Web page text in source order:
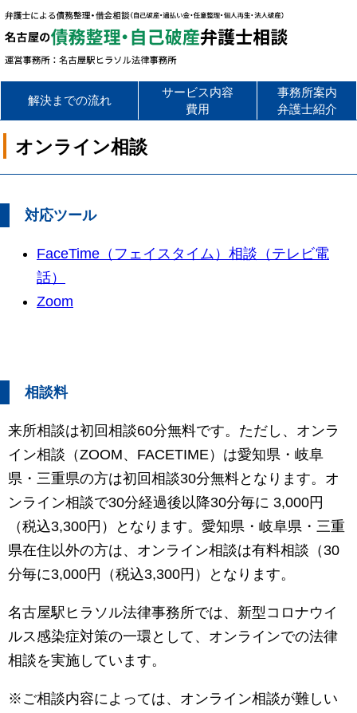
解決までの流れ
サービス内容
費用
事務所案内
弁護士紹介
オンライン相談
対応ツール
FaceTime（フェイスタイム）相談（テレビ電
話）
Zoom
相談料
来所相談は初回相談60分無料です。ただし、オンラ
イン相談（ZOOM、FACETIME）は愛知県・岐阜
県・三重県の方は初回相談30分無料となります。オ
ンライン相談で30分経過後以降30分毎に 3,000円
（税込3,300円）となります。愛知県・岐阜県・三重
県在住以外の方は、オンライン相談は有料相談（30
分毎に3,000円（税込3,300円）となります。
名古屋駅ヒラソル法律事務所では、新型コロナウイ
ルス感染症対策の一環として、オンラインでの法律
相談を実施しています。
※ご相談内容によっては、オンライン相談が難しい